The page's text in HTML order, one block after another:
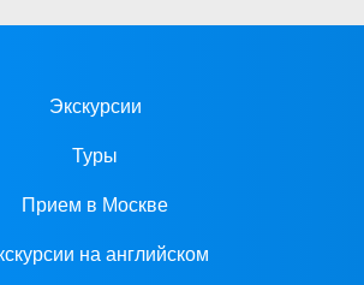
Экскурсии
Туры
Прием в Москве
на английском